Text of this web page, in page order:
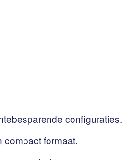
configuraties.
compact formaat.